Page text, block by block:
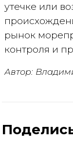
утечке или
рынок
контроля и
Автор: